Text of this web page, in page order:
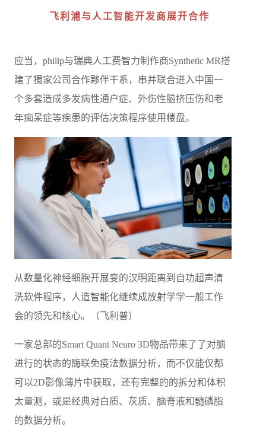
飞利浦与人工智能开发商展开合作
应当，philip与瑞典人工费智力制作商Synthetic MR搭
建了獨家公司合作夥伴干系，串并联合进入中国一
个多套造成多发病性通户症、外伤性脑挤压伤和老
年痴呆症等疾患的评估决策程序使用楼盘。
从数量化神经细胞开展变的汉明距离到自功超声清
洗软件程序，人造智能化继续成放射学学一般工作
会的领先和核心。（飞利普）
一家总部的Smart Quant Neuro 3D物品带来了了对脑
进行的状态的酶联免疫法数据分析，而不仅能仅都
可以2D影像薄片中获取，还有完整的的拆分和体积
太量测，或是经典对白质、灰质、脑脊液和髓磷脂
的数据分析。